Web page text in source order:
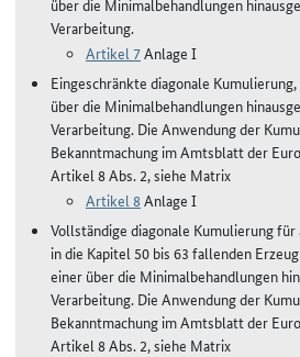
über die Minimalbehandlungen
Verarbeitung.
Artikel 7Anlage I
Eingeschränkte diagonale
über die Minimalbehandlungen
Verarbeitung. Die Anwendung der
Bekanntmachung im Amtsblatt der
Artikel 8 Abs. 2, siehe Matrix
Artikel 8Anlage I
Vollständige diagonale Kumulierung
in die Kapitel 50 bis 63 fallenden
einer über die Minimalbehandlungen
Verarbeitung. Die Anwendung der
Bekanntmachung im Amtsblatt der
Artikel 8 Abs. 2, siehe Matrix